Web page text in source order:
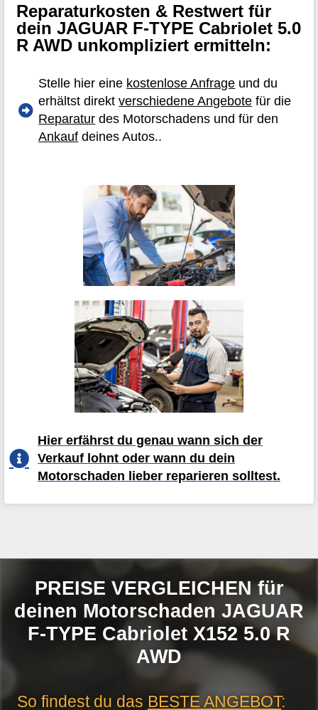
Reparaturkosten & Restwert für
dein JAGUAR F-TYPE Cabriolet 5.0
R AWD unkompliziert ermitteln:
Stelle hier eine kostenlose Anfrage und du
erhältst direktverschiedene Angebote für die
Reparatur des Motorschadens und für den
Ankauf deines Autos..
Hier erfährst du genau wann sich der
Verkauf lohnt oder wann du dein
Motorschaden lieber reparieren solltest.
PREISE VERGLEICHEN für
deinen Motorschaden JAGUAR
F-TYPE Cabriolet X152 5.0 R
AWD
So findest du das BESTE ANGEBOT: